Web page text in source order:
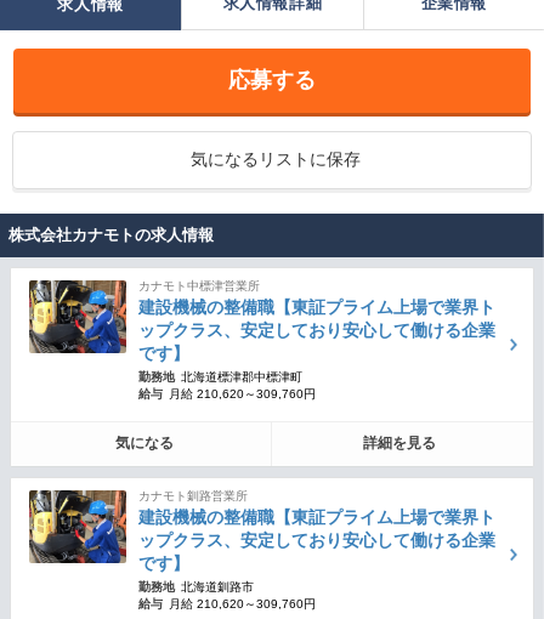
求人情報
応募する
気になるリストに保存
株式会社カナモトの求人情報
カナモト中標津営業所
建設機械の整備職【東証プライム上場で業界ト
ップクラス、安定しており安心して働ける企業
です】
勤務地 北海道標津郡中標津町
給与
月給 210,620～309,760円
気になる 詳細を見る
カナモト釧路営業所
建設機械の整備職【東証プライム上場で業界ト
ップクラス、安定しており安心して働ける企業
です】
勤務地 北海道釧路市
給与
月給 210,620～309,760円